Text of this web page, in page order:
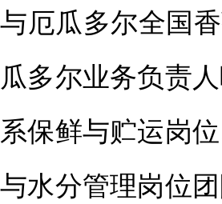
与厄瓜多尔全国
瓜多尔业务负责
系保鲜与贮运岗
与水分管理岗位